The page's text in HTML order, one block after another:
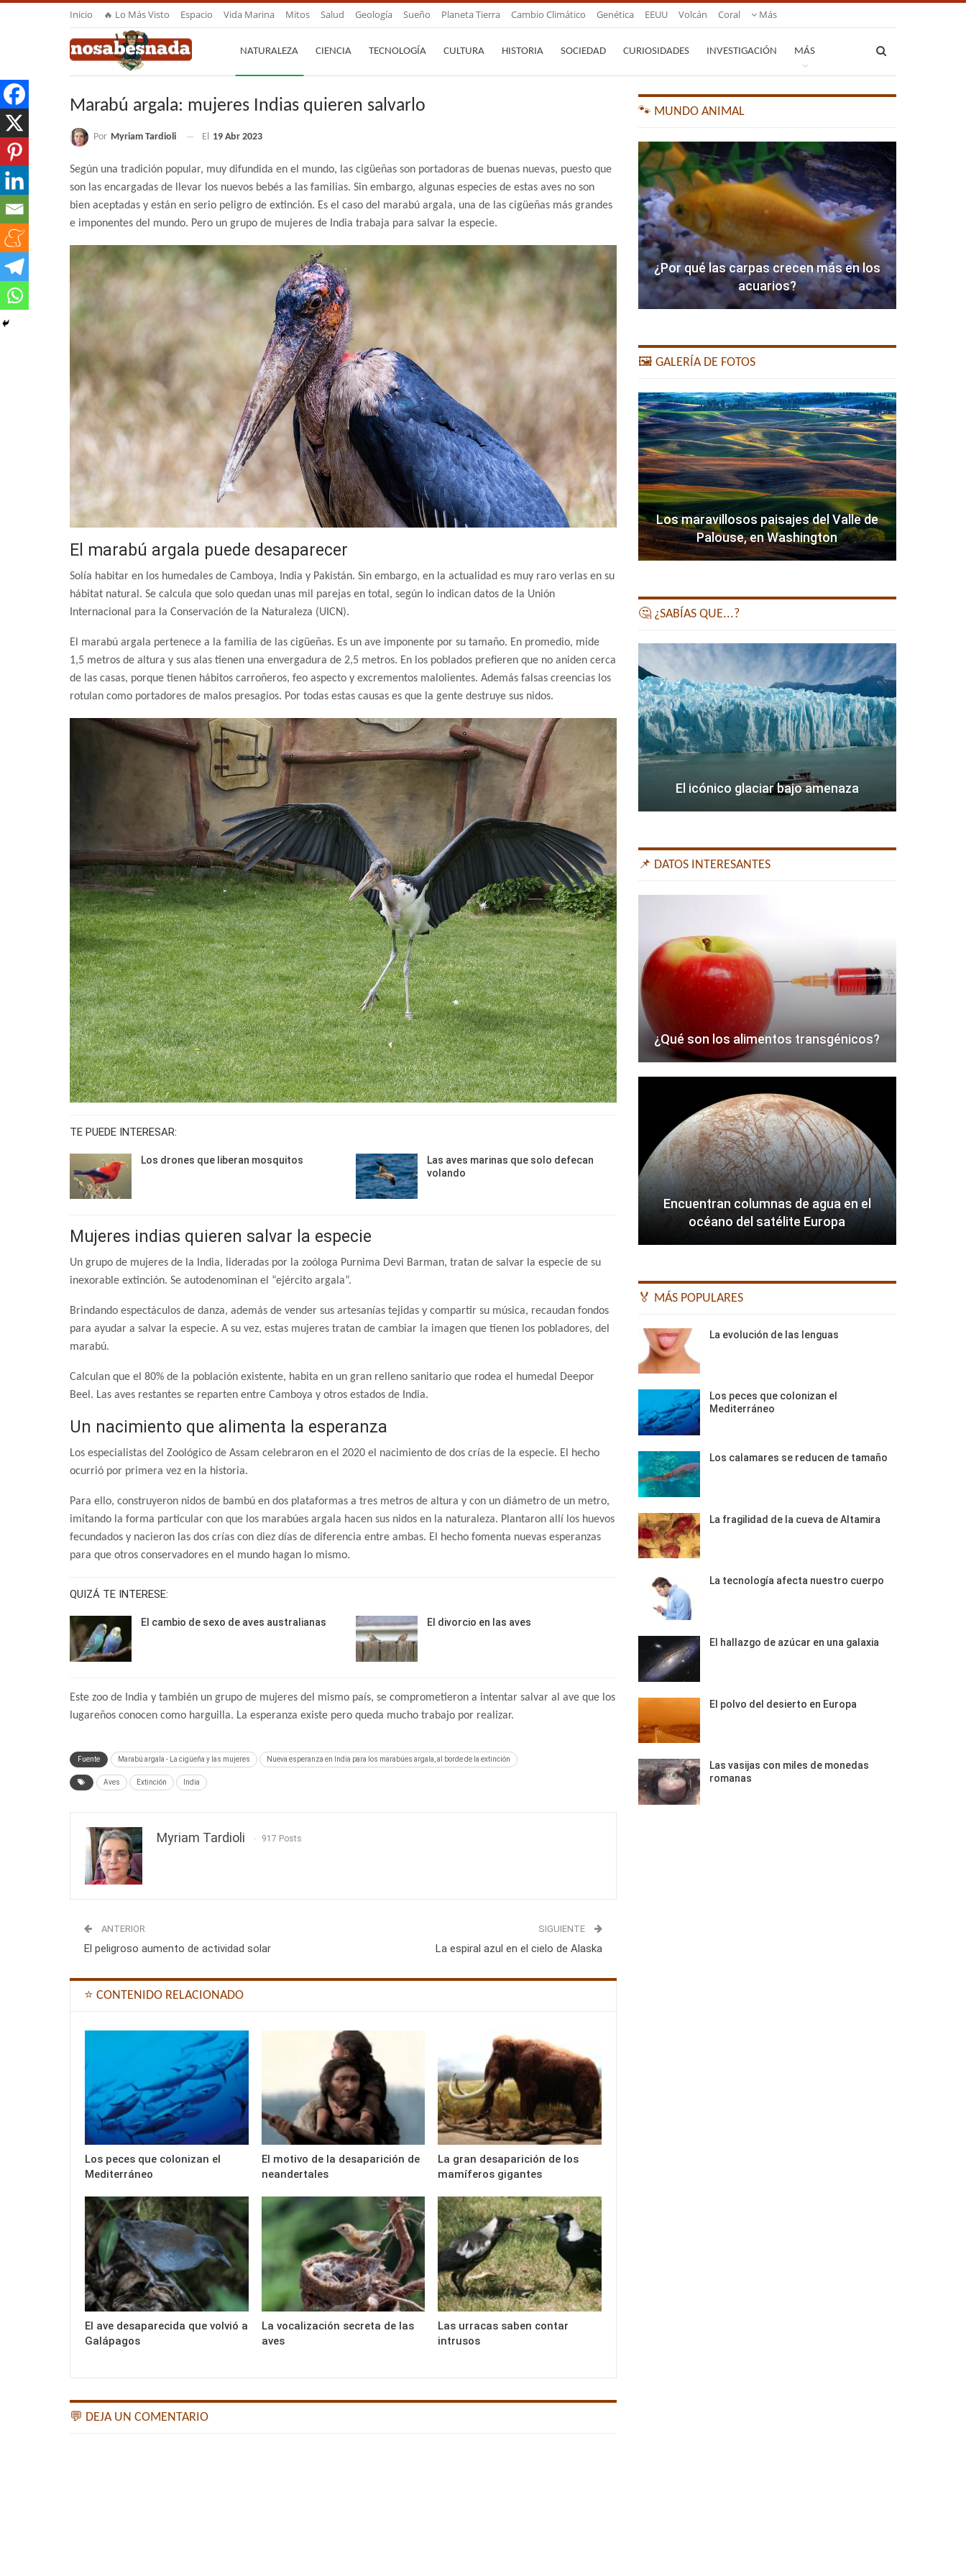
Inicio 🔥 Lo Más Visto Espacio Vida Marina Mitos Salud Geología Sueño Planeta Tierra Cambio Climático Genética EEUU Volcán Coral Más
NATURALEZA CIENCIA TECNOLOGÍA CULTURA HISTORIA SOCIEDAD CURIOSIDADES INVESTIGACIÓN MÁS
Marabú argala: mujeres Indias quieren salvarlo
Por Myriam Tardioli El 19 Abr 2023
Según una tradición popular, muy difundida en el mundo, las cigüeñas son portadoras de buenas nuevas, puesto que
son las encargadas de llevar los nuevos bebés a las familias. Sin embargo, algunas especies de estas aves no son
bien aceptadas y están en serio peligro de extinción. Es el caso del marabú argala, una de las cigüeñas más grandes
e imponentes del mundo. Pero un grupo de mujeres de India trabaja para salvar la especie.
El marabú argala puede desaparecer
Solía habitar en los humedales de Camboya, India y Pakistán. Sin embargo, en la actualidad es muy raro verlas en su
hábitat natural. Se calcula que solo quedan unas mil parejas en total, según lo indican datos de la Unión
Internacional para la Conservación de la Naturaleza (UICN).
El marabú argala pertenece a la familia de las cigüeñas. Es un ave imponente por su tamaño. En promedio, mide
1,5 metros de altura y sus alas tienen una envergadura de 2,5 metros. En los poblados prefieren que no aniden cerca
de las casas, porque tienen hábitos carroñeros, feo aspecto y excrementos malolientes. Además falsas creencias los
rotulan como portadores de malos presagios. Por todas estas causas es que la gente destruye sus nidos.
TE PUEDE INTERESAR:
Los drones que liberan mosquitos
Las aves marinas que solo defecan
volando
Mujeres indias quieren salvar la especie
Un grupo de mujeres de la India, lideradas por la zoóloga Purnima Devi Barman, tratan de salvar la especie de su
inexorable extinción. Se autodenominan el “ejército argala”.
Brindando espectáculos de danza, además de vender sus artesanías tejidas y compartir su música, recaudan fondos
para ayudar a salvar la especie. A su vez, estas mujeres tratan de cambiar la imagen que tienen los pobladores, del
marabú.
Calculan que el 80% de la población existente, habita en un gran relleno sanitario que rodea el humedal Deepor
Beel. Las aves restantes se reparten entre Camboya y otros estados de India.
Un nacimiento que alimenta la esperanza
Los especialistas del Zoológico de Assam celebraron en el 2020 el nacimiento de dos crías de la especie. El hecho
ocurrió por primera vez en la historia.
Para ello, construyeron nidos de bambú en dos plataformas a tres metros de altura y con un diámetro de un metro,
imitando la forma particular con que los marabúes argala hacen sus nidos en la naturaleza. Plantaron allí los huevos
fecundados y nacieron las dos crías con diez días de diferencia entre ambas. El hecho fomenta nuevas esperanzas
para que otros conservadores en el mundo hagan lo mismo.
QUIZÁ TE INTERESE:
El cambio de sexo de aves australianas El divorcio en las aves
Este zoo de India y también un grupo de mujeres del mismo país, se comprometieron a intentar salvar al ave que los
lugareños conocen como harguilla. La esperanza existe pero queda mucho trabajo por realizar.
Fuente Marabú argala - La cigüeña y las mujeres Nueva esperanza en India para los marabúes argala, al borde de la extinción
Aves Extinción India
Myriam Tardioli 917 Posts
ANTERIOR
El peligroso aumento de actividad solar
SIGUIENTE
La espiral azul en el cielo de Alaska
⭐ CONTENIDO RELACIONADO
Los peces que colonizan el
Mediterráneo
El motivo de la desaparición de
neandertales
La gran desaparición de los
mamíferos gigantes
El ave desaparecida que volvió a
Galápagos
La vocalización secreta de las
aves
Las urracas saben contar
intrusos
💬 DEJA UN COMENTARIO
🐾 MUNDO ANIMAL
¿Por qué las carpas crecen más en los
acuarios?
🖼️ GALERÍA DE FOTOS
Los maravillosos paisajes del Valle de
Palouse, en Washington
🤔 ¿SABÍAS QUE...?
El icónico glaciar bajo amenaza
📌 DATOS INTERESANTES
¿Qué son los alimentos transgénicos?
Encuentran columnas de agua en el
océano del satélite Europa
🏅 MÁS POPULARES
La evolución de las lenguas
Los peces que colonizan el
Mediterráneo
Los calamares se reducen de tamaño
La fragilidad de la cueva de Altamira
La tecnología afecta nuestro cuerpo
El hallazgo de azúcar en una galaxia
El polvo del desierto en Europa
Las vasijas con miles de monedas
romanas